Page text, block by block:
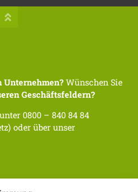
Unternehmen? Wünschen Sie
Geschäftsfeldern?
0800 – 840 84 84
oder über unser